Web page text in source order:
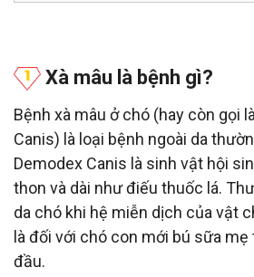
Xà mâu là bệnh gì?
Bệnh xà mâu ở chó (hay còn gọi
Canis) là loại bệnh ngoài da
Demodex Canis là sinh vật hội
thon và dài như điếu thuốc lá.
da chó khi hệ miễn dịch của vật
là đối với chó con mới bú sữa
đầu.